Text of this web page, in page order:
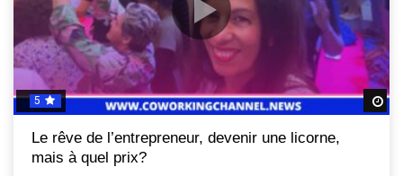
5
Le rêve de l’entrepreneur, devenir une licorne,
mais à quel prix?